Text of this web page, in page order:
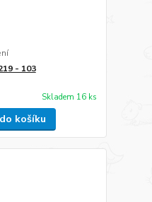
- 103
Skladem 16 ks
košíku